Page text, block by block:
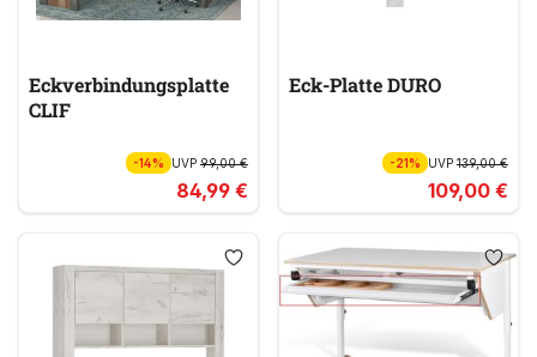
Eckverbindungsplatte
CLIF
-14% UVP 99,00 €
84,99 €
Eck-Platte DURO
-21% UVP139,00 €
109,00 €